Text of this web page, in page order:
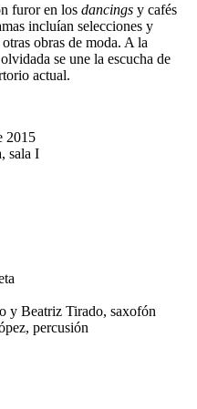
furor en los dancings y cafés
incluían selecciones y
obras de moda. A la
se une la escucha de
actual.
2015
sala I
y Beatriz Tirado, saxofón
percusión